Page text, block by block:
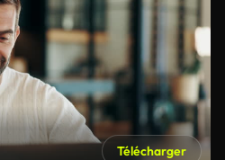
Télécharger